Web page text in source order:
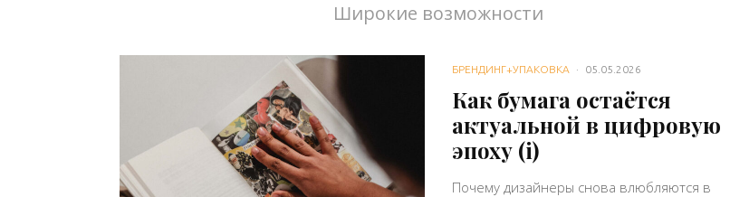
Широкие возможности
БРЕНДИНГ+УПАКОВКА · 05.05.2026
Как бумага остаётся
актуальной в цифровую
эпоху (i)
Почему дизайнеры снова влюбляются в